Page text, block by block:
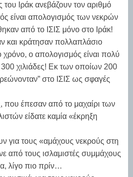
του Ιράκ ανεβάζουν τον αριθμό
είναι απολογισμός των νεκρών
από το ΙΣΙΣ μόνο στο Ιράκ!
και κράτησαν πολλαπλάσιο
χρόνο, ο απολογισμός είναι πολύ
300 χιλιάδες! Εκ των οποίων 200
στο ΙΣΙΣ ως σφαγές
που έπεσαν από το μαχαίρι των
είδατε καμία «έκρηξη
για τους «αμάχους νεκρούς στη
από τους ισλαμιστές συμμάχους
λίγο πιο πρίν…